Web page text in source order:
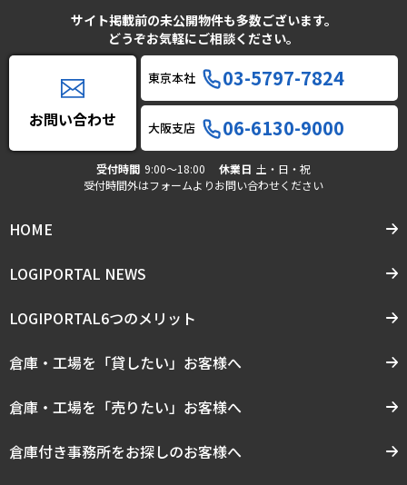
サイト掲載前の未公開物件も多数ございます。
どうぞお気軽にご相談ください。
お問い合わせ
東京本社 03-5797-7824
大阪支店 06-6130-9000
受付時間 9:00〜18:00 休業日 土・日・祝
受付時間外はフォームよりお問い合わせください
HOME
LOGIPORTAL NEWS
LOGIPORTAL6つのメリット
倉庫・工場を「貸したい」お客様へ
倉庫・工場を「売りたい」お客様へ
倉庫付き事務所をお探しのお客様へ